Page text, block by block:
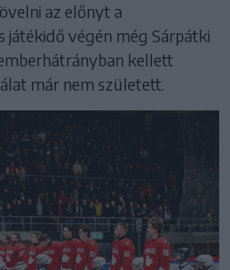
az előnyt a
játékidő végén még Sárpátki
kellett
már nem született.